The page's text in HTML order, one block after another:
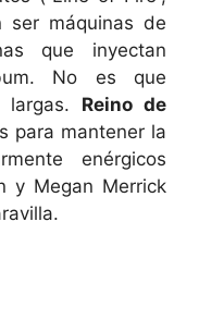
ser máquinas de
que inyectan
No es que
largas. Reino de
para mantener la
enérgicos
y Megan Merrick